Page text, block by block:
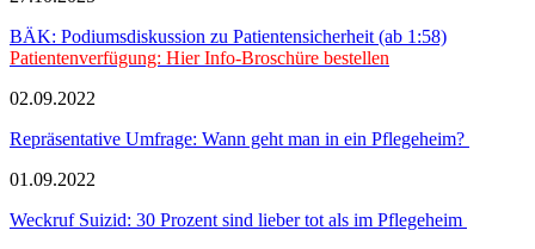
BÄK: Podiumsdiskussion zu Patientensicherheit (ab 1:58)
Patientenverfügung: Hier Info-Broschüre bestellen
02.09.2022
Repräsentative Umfrage: Wann geht man in ein Pflegeheim?
01.09.2022
Weckruf Suizid: 30 Prozent sind lieber tot als im Pflegeheim